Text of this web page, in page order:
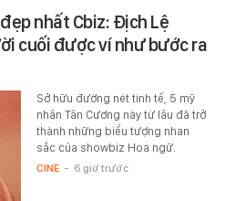
nhất Cbiz: Địch Lệ
cuối được ví như bước ra
Sở hữu đường nét tinh tế, 5 mỹ
nhân Tân Cương này từ lâu đã trở
thành những biểu tượng nhan
sắc của showbiz Hoa ngữ.
CINE - 6 giờ trước